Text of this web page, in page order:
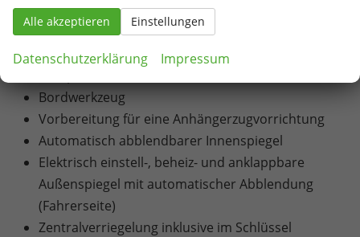
den äußeren Rücksitzen inklusive Top-Tether
12 Volt-Steckdose im Gepäckraum
Reifenmobilitätsset (Reifenpannenspray inklusive
Bordwerkzeug
Vorbereitung für eine Anhängerzugvorrichtung
Automatisch abblendbarer Innenspiegel
Elektrisch einstell-, beheiz- und anklappbare
Außenspiegel mit automatischer Abblendung
(Fahrerseite)
Zentralverriegelung inklusive im Schlüssel
Alle akzeptieren Einstellungen
Datenschutzerklärung Impressum